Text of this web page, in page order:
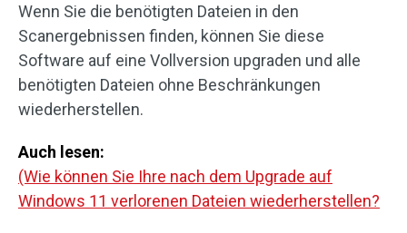
Wenn Sie die benötigten Dateien in den
Scanergebnissen finden, können Sie diese
Software auf eine Vollversion upgraden und alle
benötigten Dateien ohne Beschränkungen
wiederherstellen.
Auch lesen:
(Wie können Sie Ihre nach dem Upgrade auf
Windows 11 verlorenen Dateien wiederherstellen?